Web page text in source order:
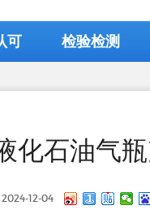
可 检验检测
化石油气
12-04